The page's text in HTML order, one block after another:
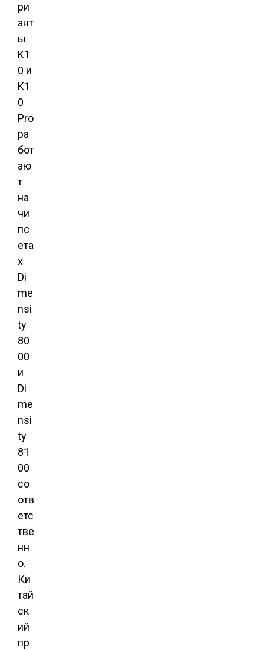
ри
ант
ы
K1
0 и
K1
0
Pro
ра
бот
аю
т
на
чи
пс
ета
х
Di
me
nsi
ty
80
00
и
Di
me
nsi
ty
81
00
со
отв
етс
тве
нн
о.
Ки
тай
ск
ий
пр